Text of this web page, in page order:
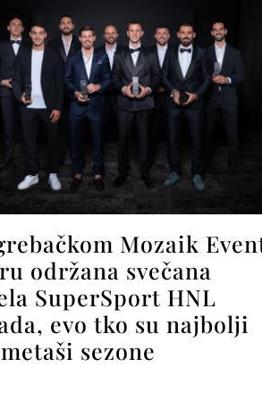
Mozaik
održana svečana
SuperSport HNL
evo tko su najbolji
sezone